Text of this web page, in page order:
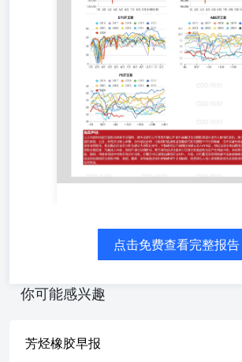
点击免费查看完整报告
你可能感兴趣
芳烃橡胶早报